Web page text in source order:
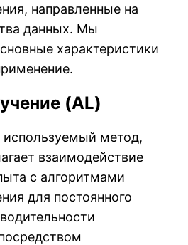
направленные на
данных. Мы
характеристики
(AL)
метод,
взаимодействие
с алгоритмами
для постоянного